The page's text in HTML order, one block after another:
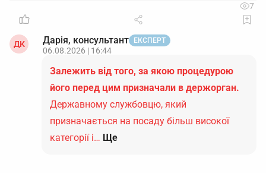
7
ДК Дарія, консультант ЕКСПЕРТ
06.08.2026 | 16:44
Залежить від того, за якою процедурою
його перед цим призначали в держорган.
Державному службовцю, який
призначається на посаду більш високої
категорії і… Ще